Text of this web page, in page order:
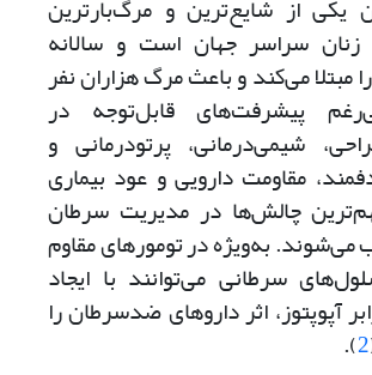
یکی از شایع‌ترین و مرگ‌بارترین
سراسر جهان است و سالانه
مبتلا می‌کند و باعث مرگ هزاران نفر
پیشرفت‌های قابل‌توجه در
شیمی‌درمانی، پرتودرمانی و
مقاومت دارویی و عود بیماری
چالش‌ها در مدیریت سرطان
به‌ویژه در تومورهای مقاوم
سرطانی می‌توانند با ایجاد
آپوپتوز، اثر داروهای ضدسرطان را
2
).